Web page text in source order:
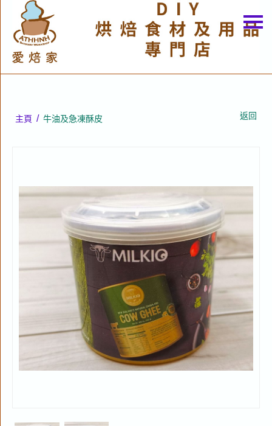
主頁
關於我們
貨品分類
用戶
主頁 / 牛油及急凍酥皮 返回